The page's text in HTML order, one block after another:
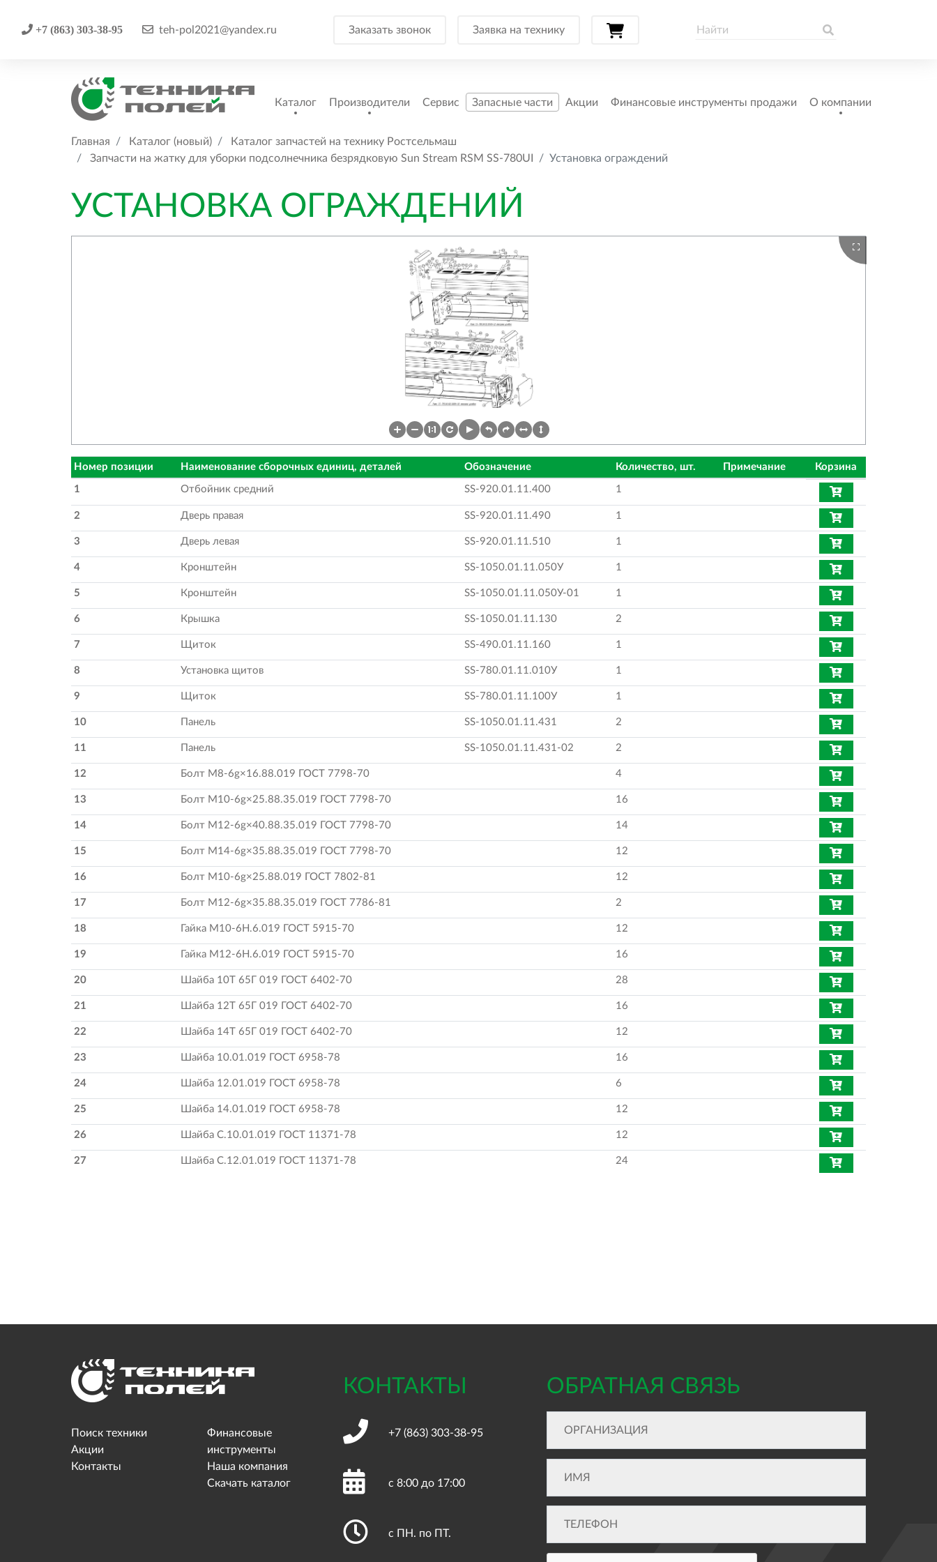
+7 (863) 303-38-95 teh-pol2021@yandex.ru Заказать звонок Заявка на технику
Каталог Производители Сервис Запасные части Акции Финансовые инструменты продажи О компании
Главная Каталог (новый)
Каталог запчастей на технику Ростсельмаш
Запчасти на жатку для уборки подсолнечника безрядковую Sun Stream RSM SS-780UI
Установка ограждений
УСТАНОВКА ОГРАЖДЕНИЙ
Номер позиции Наименование сборочных единиц, деталей Обозначение Количество, шт. Примечание Корзина
1 Отбойник средний SS-920.01.11.400 1
2 Дверь правая SS-920.01.11.490 1
3 Дверь левая SS-920.01.11.510 1
4 Кронштейн SS-1050.01.11.050У 1
5 Кронштейн SS-1050.01.11.050У-01 1
6 Крышка SS-1050.01.11.130 2
7 Щиток SS-490.01.11.160 1
8 Установка щитов SS-780.01.11.010У 1
9 Щиток SS-780.01.11.100У 1
10 Панель SS-1050.01.11.431 2
11 Панель SS-1050.01.11.431-02 2
12 Болт М8-6g×16.88.019 ГОСТ 7798-70 4
13 Болт М10-6g×25.88.35.019 ГОСТ 7798-70 16
14 Болт М12-6g×40.88.35.019 ГОСТ 7798-70 14
15 Болт М14-6g×35.88.35.019 ГОСТ 7798-70 12
16 Болт М10-6g×25.88.019 ГОСТ 7802-81 12
17 Болт М12-6g×35.88.35.019 ГОСТ 7786-81 2
18 Гайка М10-6Н.6.019 ГОСТ 5915-70 12
19 Гайка М12-6H.6.019 ГОСТ 5915-70 16
20 Шайба 10Т 65Г 019 ГОСТ 6402-70 28
21 Шайба 12Т 65Г 019 ГОСТ 6402-70 16
22 Шайба 14Т 65Г 019 ГОСТ 6402-70 12
23 Шайба 10.01.019 ГОСТ 6958-78 16
24 Шайба 12.01.019 ГОСТ 6958-78 6
25 Шайба 14.01.019 ГОСТ 6958-78 12
26 Шайба С.10.01.019 ГОСТ 11371-78 12
27 Шайба С.12.01.019 ГОСТ 11371-78 24
Поиск техники
Акции
Контакты
Финансовые
инструменты
Наша компания
Скачать каталог
КОНТАКТЫ
+7 (863)303-38-95
с 8:00 до 17:00
с ПН. по ПТ.
ОБРАТНАЯ СВЯЗЬ